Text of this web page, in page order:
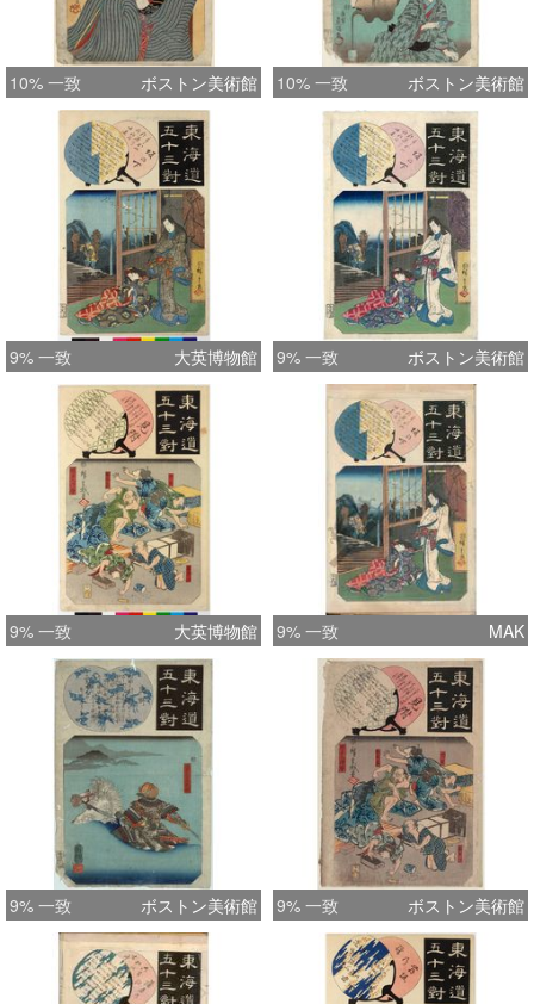
10% 一致 ボストン美術館 10% 一致 ボストン美術館
9% 一致 大英博物館 9% 一致 ボストン美術館
9% 一致 大英博物館 9% 一致 MAK
9% 一致 ボストン美術館 9% 一致 ボストン美術館